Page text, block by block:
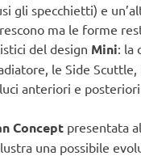
gli specchietti) e
ma le forme
del design Mini: la
le Side Scuttle,
anteriori e
Concept presentata
una possibile